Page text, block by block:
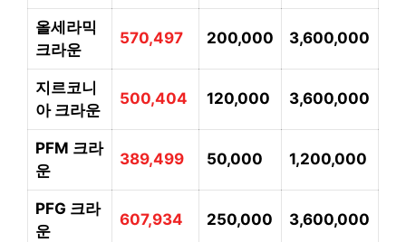
올세라믹
크라운
570,497 200,000 3,600,000
지르코니
아 크라운
500,404 120,000 3,600,000
PFM 크라
운
389,499 50,000 1,200,000
PFG 크라
운
607,934 250,000 3,600,000